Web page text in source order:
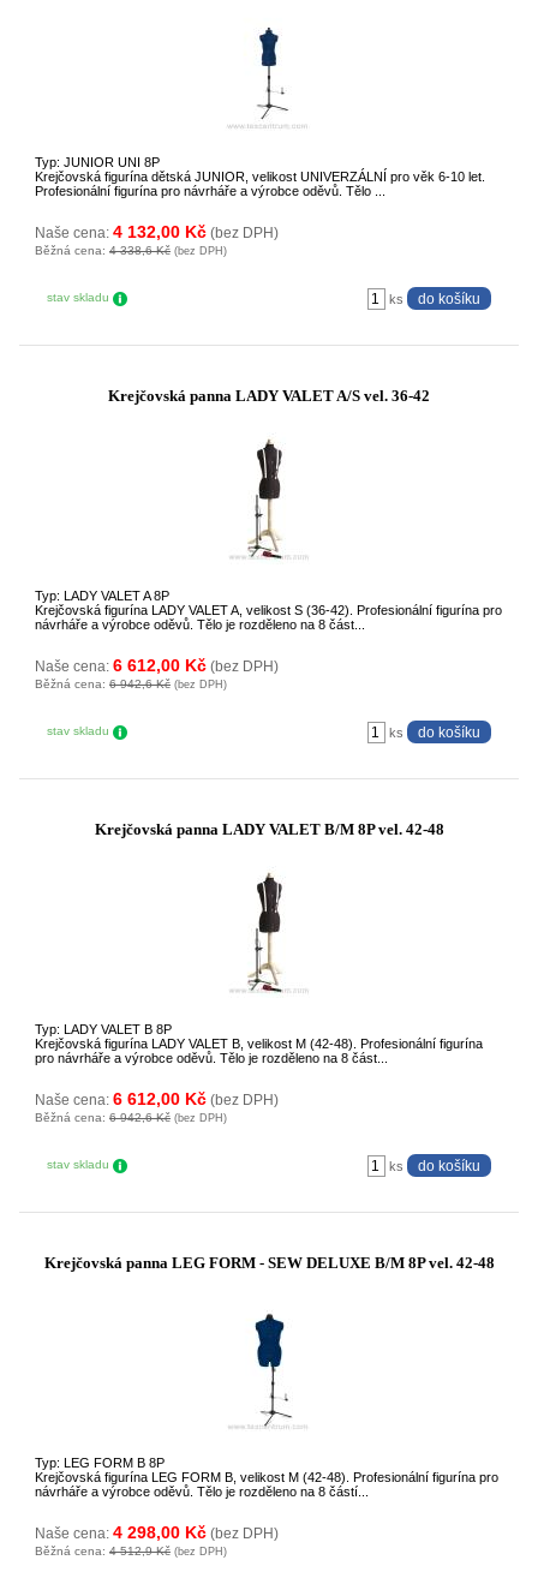
Typ: JUNIOR UNI 8P
Krejčovská figurína dětská JUNIOR, velikost UNIVERZÁLNÍ pro věk 6-10 let.
Profesionální figurína pro návrháře a výrobce oděvů. Tělo ...
Naše cena: 4 132,00 Kč (bez DPH)
Běžná cena: 4 338,6 Kč (bez DPH)
stav skladu ks
Krejčovská panna LADY VALET A/S vel. 36-42
Typ: LADY VALET A 8P
Krejčovská figurína LADY VALET A, velikost S (36-42). Profesionální figurína pro
návrháře a výrobce oděvů. Tělo je rozděleno na 8 část...
Naše cena: 6 612,00 Kč (bez DPH)
Běžná cena: 6 942,6 Kč (bez DPH)
stav skladu ks
Krejčovská panna LADY VALET B/M 8P vel. 42-48
Typ: LADY VALET B 8P
Krejčovská figurína LADY VALET B, velikost M (42-48). Profesionální figurína
pro návrháře a výrobce oděvů. Tělo je rozděleno na 8 část...
Naše cena: 6 612,00 Kč (bez DPH)
Běžná cena: 6 942,6 Kč (bez DPH)
stav skladu ks
Krejčovská panna LEG FORM - SEW DELUXE B/M 8P vel. 42-48
Typ: LEG FORM B 8P
Krejčovská figurína LEG FORM B, velikost M (42-48). Profesionální figurína pro
návrháře a výrobce oděvů. Tělo je rozděleno na 8 částí...
Naše cena: 4 298,00 Kč (bez DPH)
Běžná cena: 4 512,9 Kč (bez DPH)